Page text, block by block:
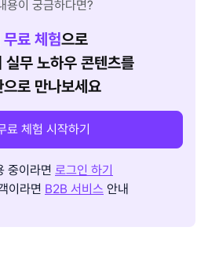
용이 궁금하다면?
무료 체험으로
무 노하우 콘텐츠를
로 만나보세요
료 체험 시작하기
중이라면 로그인 하기
이라면 B2B 서비스 안내